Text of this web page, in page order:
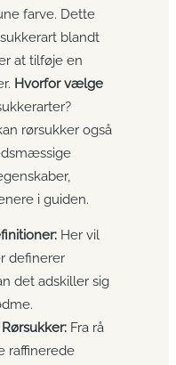
farve. Dette
blandt
at tilføje en
Hvorfor vælge
rørsukker også
i guiden.
Her vil
definerer
det adskiller sig
Fra rå
raffinerede